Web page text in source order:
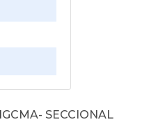
SECCIONAL